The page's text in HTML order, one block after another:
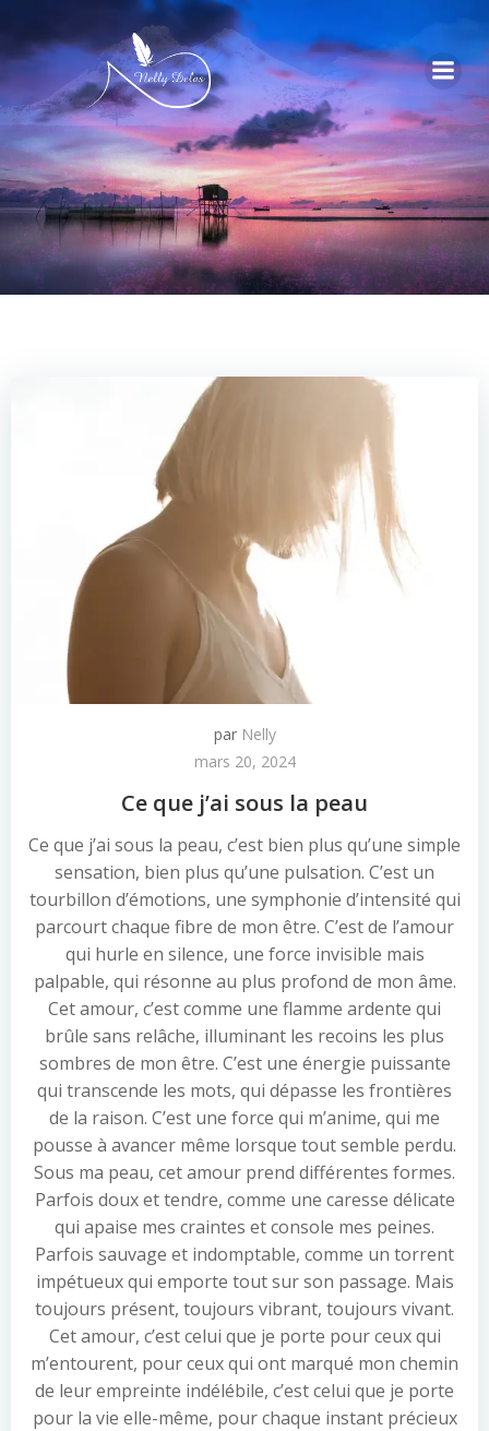
par Nelly
mars 20, 2024
Ce que j’ai sous la peau
Ce que j’ai sous la peau, c’est bien plus qu’une simple
sensation, bien plus qu’une pulsation. C’est un
tourbillon d’émotions, une symphonie d’intensité qui
parcourt chaque fibre de mon être. C’est de l’amour
qui hurle en silence, une force invisible mais
palpable, qui résonne au plus profond de mon âme.
Cet amour, c’est comme une flamme ardente qui
brûle sans relâche, illuminant les recoins les plus
sombres de mon être. C’est une énergie puissante
qui transcende les mots, qui dépasse les frontières
de la raison. C’est une force qui m’anime, qui me
pousse à avancer même lorsque tout semble perdu.
Sous ma peau, cet amour prend différentes formes.
Parfois doux et tendre, comme une caresse délicate
qui apaise mes craintes et console mes peines.
Parfois sauvage et indomptable, comme un torrent
impétueux qui emporte tout sur son passage. Mais
toujours présent, toujours vibrant, toujours vivant.
Cet amour, c’est celui que je porte pour ceux qui
m’entourent, pour ceux qui ont marqué mon chemin
de leur empreinte indélébile, c’est celui que je porte
pour la vie elle-même, pour chaque instant précieux